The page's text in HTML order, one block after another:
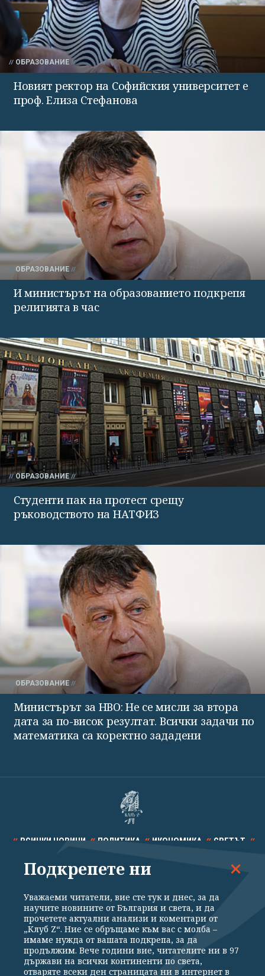
ОБРАЗОВАНИЕ
Новият ректор на Софийския университет е
проф. Елиза Стефанова
ОБРАЗОВАНИЕ
И министърът на образованието подкрепя
религията в час
ОБРАЗОВАНИЕ
Студенти пак на протест срещу
ръководството на НАТФИЗ
ОБРАЗОВАНИЕ
Министърът за НВО: Не се мисли за втора
дата за по-висок резултат. Всички задачи по
математика са коректно зададени
ВСИЧКИ НОВИНИ ПОЛИТИКА ИКОНОМИКА СВЕТЪТ
СПОРТ КУЛТУРА ТЕХНОЛОГИИ КАЛЕЙДОСКОП
Общи условия
Политика за поверителност
Подкрепете ни
Уважаеми читатели, вие сте тук и днес, за да
научите новините от България и света, и да
прочетете актуални анализи и коментари от
„Клуб Z“. Ние се обръщаме към вас с молба –
имаме нужда от вашата подкрепа, за да
продължим. Вече години вие, читателите ни в 97
държави на всички континенти по света,
отваряте всеки ден страницата ни в интернет в